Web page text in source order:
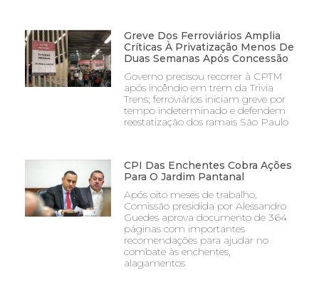
Greve Dos Ferroviários Amplia
Críticas À Privatização Menos De
Duas Semanas Após Concessão
Governo precisou recorrer à CPTM
após incêndio em trem da Trivia
Trens; ferroviários iniciam greve por
tempo indeterminado e defendem
reestatização dos ramais São Paulo
CPI Das Enchentes Cobra Ações
Para O Jardim Pantanal
Após oito meses de trabalho,
Comissão presidida por Alessandro
Guedes aprova documento de 364
páginas com importantes
recomendações para ajudar no
combate às enchentes,
alagamentos